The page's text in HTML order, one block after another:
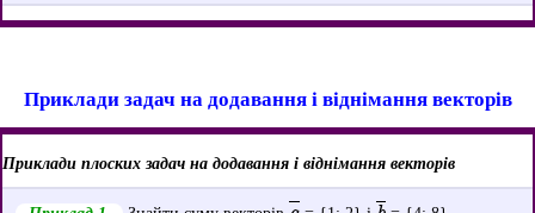
Приклади задач на додавання і віднімання векторів
Приклади плоских задач на додавання і віднімання векторів